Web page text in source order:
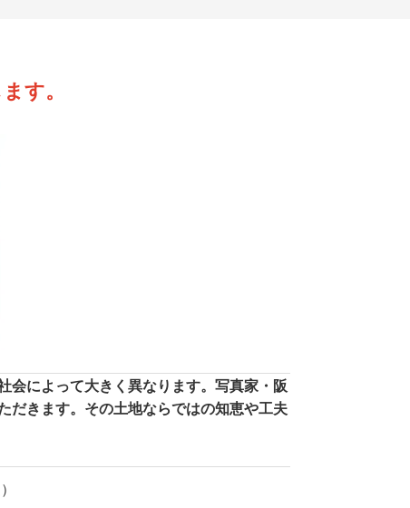
す。
会によって大きく異なります。写真家・阪
だきます。その土地ならではの知恵や工夫